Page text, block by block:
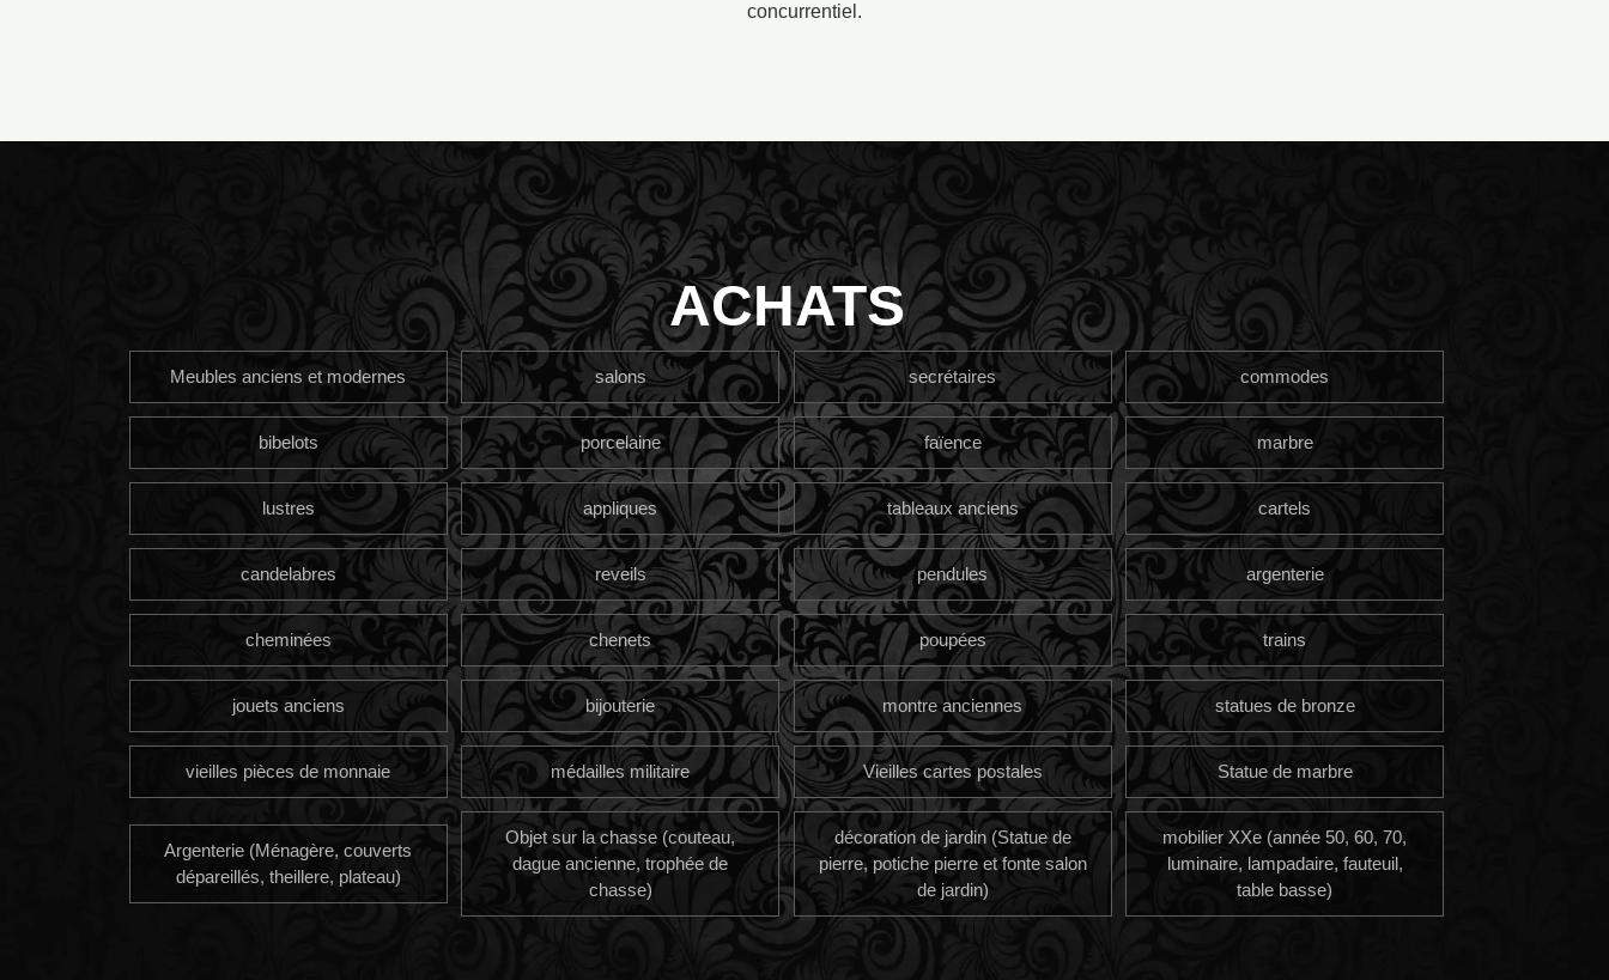
concurrentiel.
ACHATS
Meubles anciens et modernes salons secrétaires commodes
bibelots porcelaine faïence marbre
lustres appliques tableaux anciens cartels
candelabres reveils pendules argenterie
cheminées chenets poupées trains
jouets anciens bijouterie montre anciennes statues de bronze
vieilles pièces de monnaie médailles militaire Vieilles cartes postales Statue de marbre
Argenterie (Ménagère, couverts
dépareillés, theillere, plateau)
Objet sur la chasse (couteau,
dague ancienne, trophée de
chasse)
décoration de jardin (Statue de
pierre, potiche pierre et fonte salon
de jardin)
mobilier XXe (année 50, 60, 70,
luminaire, lampadaire, fauteuil,
table basse)